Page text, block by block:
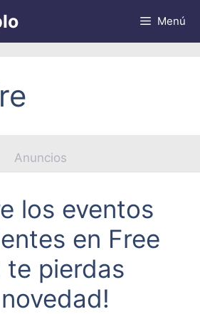
Menú
Anuncios
los eventos
en Free
te pierdas